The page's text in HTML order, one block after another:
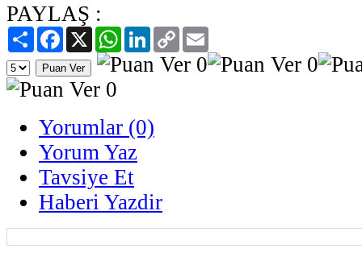
PAYLAŞ :
PaylaşFacebook
X WhatsAppLinkedIn
Copy
Link
Yorumlar (0)
Yorum Yaz
Tavsiye Et
Haberi Yazdir